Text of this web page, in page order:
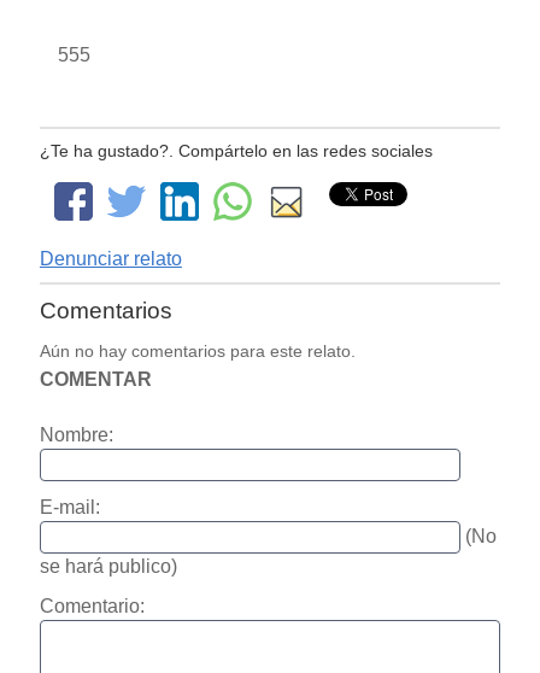
555
¿Te ha gustado?. Compártelo en las redes sociales
Denunciar relato
Comentarios
Aún no hay comentarios para este relato.
COMENTAR
Nombre:
E-mail:
(No
se hará publico)
Comentario: